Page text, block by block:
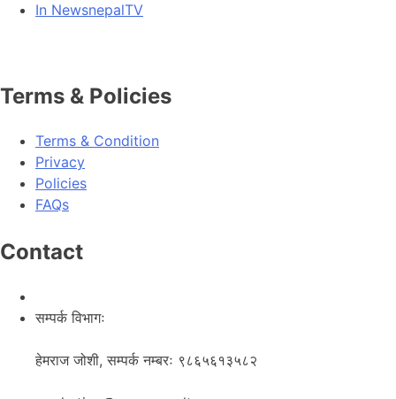
In NewsnepalTV
Terms & Policies
Terms & Condition
Privacy
Policies
FAQs
Contact
सम्पर्क विभागः
हेमराज जोशी, सम्पर्क नम्बरः ९८६५६१३५८२